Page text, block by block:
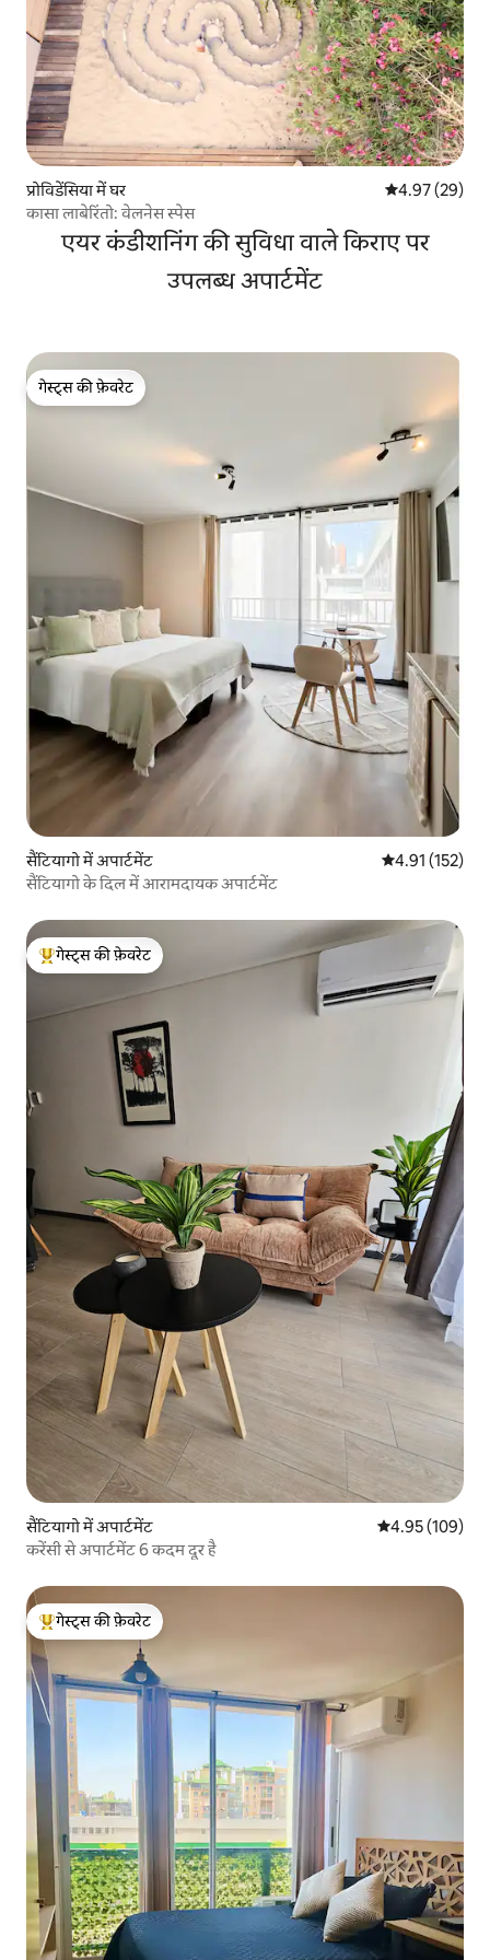
प्रोविडेंसिया में घर औसत रेटिंग 5 में
4.97 (29)
कासा लाबेरिंतो: वेलनेस स्पेस
एयर कंडीशनिंग की सुविधा वाले किराए पर
उपलब्ध अपार्टमेंट
गेस्ट्स की फ़ेवरेट
गेस्ट्स की फ़ेवरेट
सैंटियागो में अपार्टमेंट औसत रेटिंग 5 में से
4.91 (152)
सैंटियागो के दिल में आरामदायक अपार्टमेंट
गेस्ट्स का टॉप फ़ेवरेट
गेस्ट्स की फ़ेवरेट
सैंटियागो में अपार्टमेंट औसत रेटिंग 5 में से
4.95 (109)
करेंसी से अपार्टमेंट 6 कदम दूर है
गेस्ट्स का टॉप फ़ेवरेट
गेस्ट्स की फ़ेवरेट